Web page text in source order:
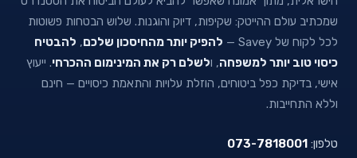
שמכתיב עולם ההייטק: שקיפות, דיוק והוגנות. שלוש הבטחות פשוטות
לכל לקוח של Savey —
להפיק יותר מהחיסכון שלכם, להבטיח
כיסוי טוב יותר למשפחה, ולשלם רק את המינימום ההכרחי. ייעוץ
אישי, בדיקת כפל ביטוחים, הוזלת עלויות והתאמת כיסויים — חינם
וללא התחייבות.
טלפון: 073-7818001